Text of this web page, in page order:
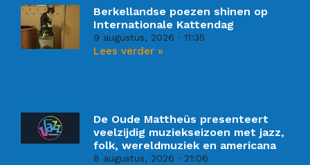
Berkellandse poezen shinen op
Internationale Kattendag
9 augustus, 2026 11:35
Lees verder »
De Oude Mattheüs presenteert
veelzijdig muziekseizoen met jazz,
folk, wereldmuziek en americana
8 augustus, 2026 21:06